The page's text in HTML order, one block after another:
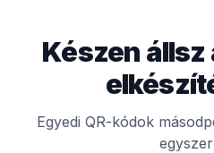
Készen állsz
Egyedi QR-kódok